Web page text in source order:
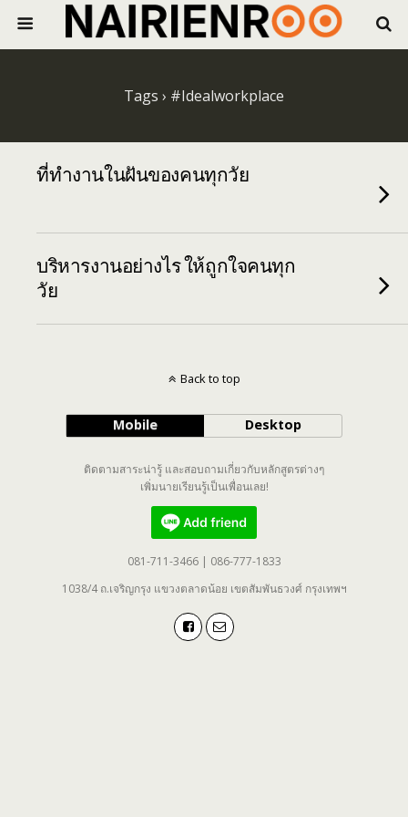
Tags › #Idealworkplace
ที่ทำงานในฝันของคนทุกวัย
บริหารงานอย่างไร ให้ถูกใจคนทุก
วัย
Back to top
Mobile Desktop
ติดตามสาระน่ารู้ และสอบถามเกี่ยวกับหลักสูตรต่างๆ
เพิ่มนายเรียนรู้เป็นเพื่อนเลย!
081-711-3466 | 086-777-1833
1038/4 ถ.เจริญกรุง แขวงตลาดน้อย เขตสัมพันธวงศ์ กรุงเทพฯ